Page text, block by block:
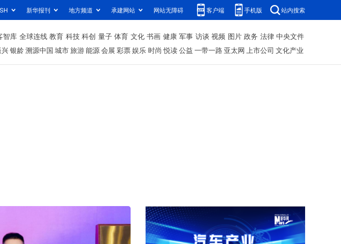
新华报刊 地方频道 承建网站 网站无障碍 客户端 手机版 站内搜索
智库 全球连线 教育 科技 科创 量子 体育 文化 书画 健康 军事 访谈 视频 图片 政务 法律 中央文件
银龄溯源中国 城市旅游能源会展 彩票娱乐 时尚 悦读公益 一带一路 亚太网 上市公司 文化产业